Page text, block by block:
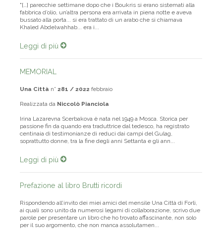
"[…] parecchie settimane dopo che i Boukris si erano sistemati alla
fabbrica d’olio, un’altra persona era arrivata in piena notte e aveva
bussato alla porta... si era trattato di un arabo che si chiamava
Khaled Abdelwahhab... era i...
Leggi di più
MEMORIAL
Una Città n° 281 / 2022 febbraio
Realizzata da Niccolò Pianciola
Irina Lazarevna Scerbakova è nata nel 1949 a Mosca. Storica per
passione fin da quando era traduttrice dal tedesco, ha registrato
centinaia di testimonianze di reduci dai campi del Gulag,
soprattutto donne, tra la fine degli anni Settanta e gli ann...
Leggi di più
Prefazione al libro Brutti ricordi
Rispondendo all’invito dei miei amici del mensile Una Città di Forlì,
ai quali sono unito da numerosi legami di collaborazione, scrivo due
parole per presentare un libro che ho trovato affascinante, non solo
per il suo argomento, che non manca assolutamen...